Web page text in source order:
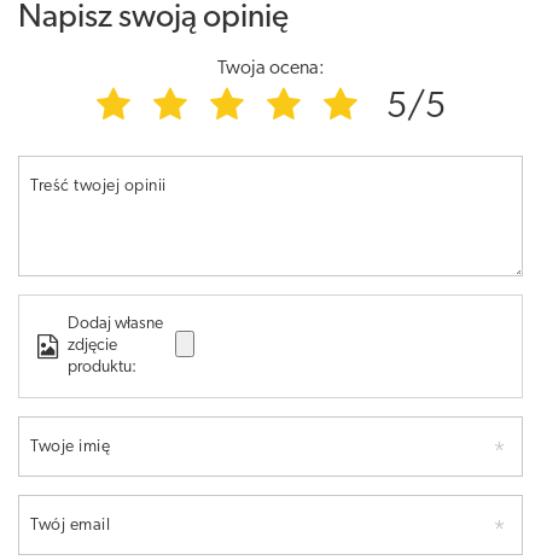
Napisz swoją opinię
Twoja ocena:
5/5
Treść twojej opinii
Dodaj własne
zdjęcie
produktu:
Twoje imię
Twój email